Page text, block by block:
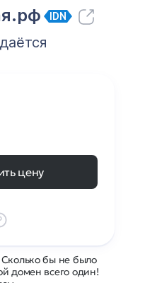
IDN
бы не было
домен всего один!
цену